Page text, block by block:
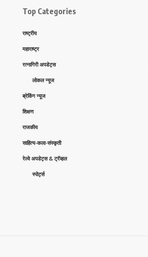
Top Categories
राष्ट्रीय
महाराष्ट्र
रत्नागिरी अपडेट्स
लोकल न्यूज
ब्रेकिंग न्यूज
शिक्षण
राजकीय
साहित्य-कला-संस्कृती
रेल्वे अपडेट्स & ट्रॅव्हल
स्पोर्ट्स